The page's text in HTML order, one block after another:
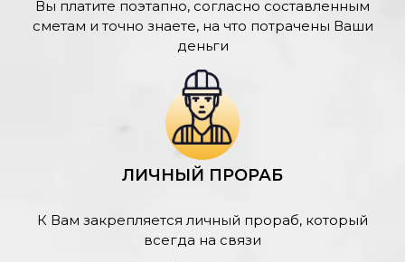
Вы платите поэтапно, согласно составленным
сметам и точно знаете, на что потрачены Ваши
деньги
ЛИЧНЫЙ ПРОРАБ
К Вам закрепляется личный прораб, который
всегда на связи